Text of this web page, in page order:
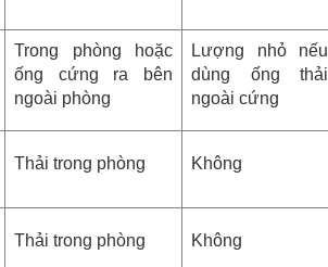
Trong phòng hoặc
ống cứng ra bên
ngoài phòng
Lượng nhỏ nếu
dùng ống thải
ngoài cứng
Thải trong phòng Không
Thải trong phòng Không